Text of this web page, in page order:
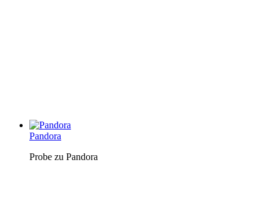
Pandora
Probe zu Pandora